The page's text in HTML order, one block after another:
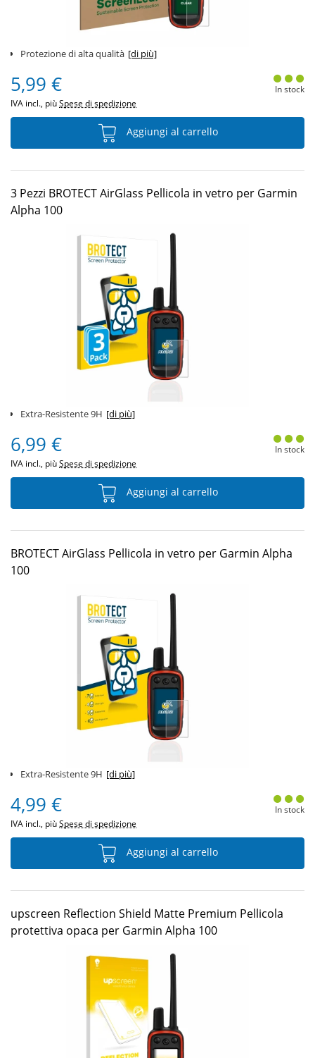
Protezione di alta qualità [di più]
5,99 €
IVA incl., piùSpese di spedizione
In stock
Aggiungi al carrello
3 Pezzi BROTECT AirGlass Pellicola in vetro per Garmin
Alpha 100
Extra-Resistente 9H [di più]
6,99 €
IVA incl., piùSpese di spedizione
In stock
Aggiungi al carrello
BROTECT AirGlass Pellicola in vetro per Garmin Alpha
100
Extra-Resistente 9H [di più]
4,99 €
IVA incl., piùSpese di spedizione
In stock
Aggiungi al carrello
upscreen Reflection Shield Matte Premium Pellicola
protettiva opaca per Garmin Alpha 100